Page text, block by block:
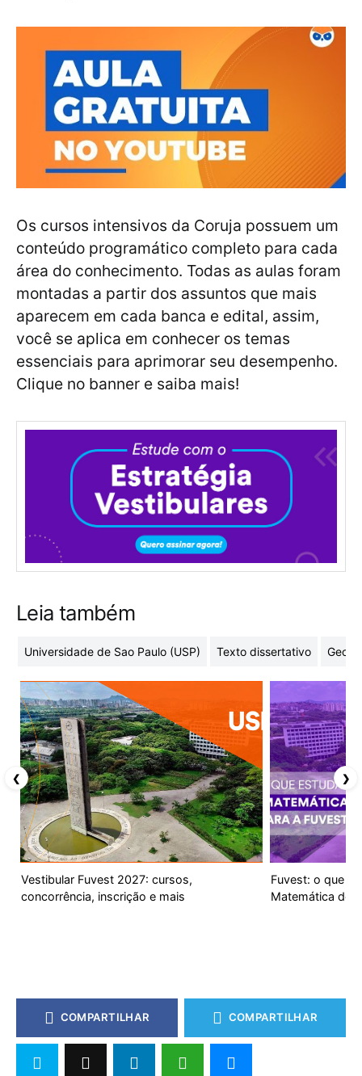
Os cursos intensivos da Coruja possuem um
conteúdo programático completo para cada
área do conhecimento. Todas as aulas foram
montadas a partir dos assuntos que mais
aparecem em cada banca e edital, assim,
você se aplica em conhecer os temas
essenciais para aprimorar seu desempenho.
Clique no banner e saiba mais!
Leia também
Universidade de Sao Paulo (USP) Texto dissertativo
Vestibular Fuvest 2027: cursos,
concorrência, inscrição e mais
Fuvest: o que
Matemática do
❮ ❯
COMPARTILHAR COMPARTILHAR